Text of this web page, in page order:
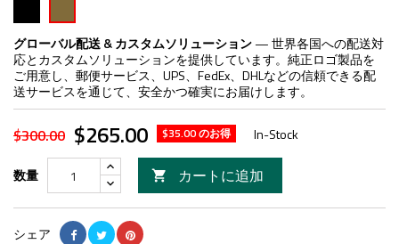
ラ
ッ
ク
グローバル配送 & カスタムソリューション— 世界各国への配送対
応とカスタムソリューションを提供しています。純正ロゴ製品を
ご用意し、郵便サービス、UPS、FedEx、DHLなどの信頼できる配
送サービスを通じて、安全かつ確実にお届けします。
$300.00 $265.00 $35.00 のお得 In-Stock
数量  カートに追加
シェア